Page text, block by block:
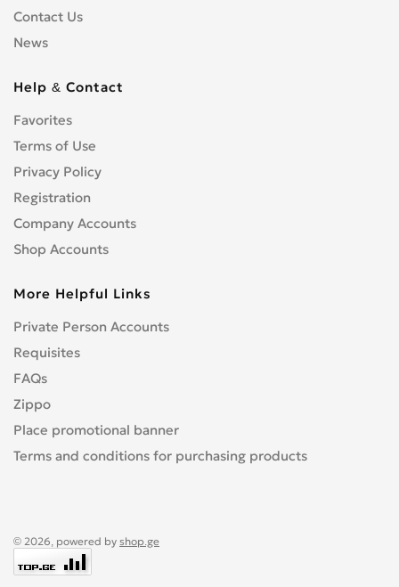
Contact Us
News
Help & Contact
Favorites
Terms of Use
Privacy Policy
Registration
Company Accounts
Shop Accounts
More Helpful Links
Private Person Accounts
Requisites
FAQs
Zippo
Place promotional banner
Terms and conditions for purchasing products
© 2026, powered by shop.ge